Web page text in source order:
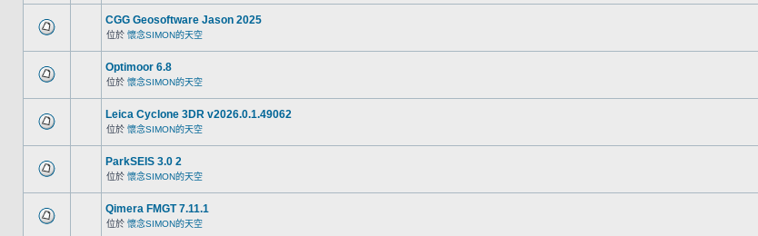
CGG Geosoftware Jason 2025
位於 懷念SIMON的天空
Optimoor 6.8
位於 懷念SIMON的天空
Leica Cyclone 3DR v2026.0.1.49062
位於 懷念SIMON的天空
ParkSEIS 3.0 2
位於 懷念SIMON的天空
Qimera FMGT 7.11.1
位於 懷念SIMON的天空